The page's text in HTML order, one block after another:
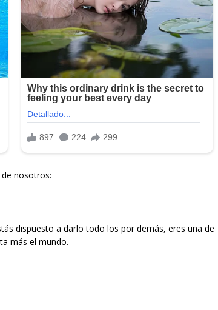
nosotros:
dispuesto a darlo todo los por demás, eres una de
más el mundo.